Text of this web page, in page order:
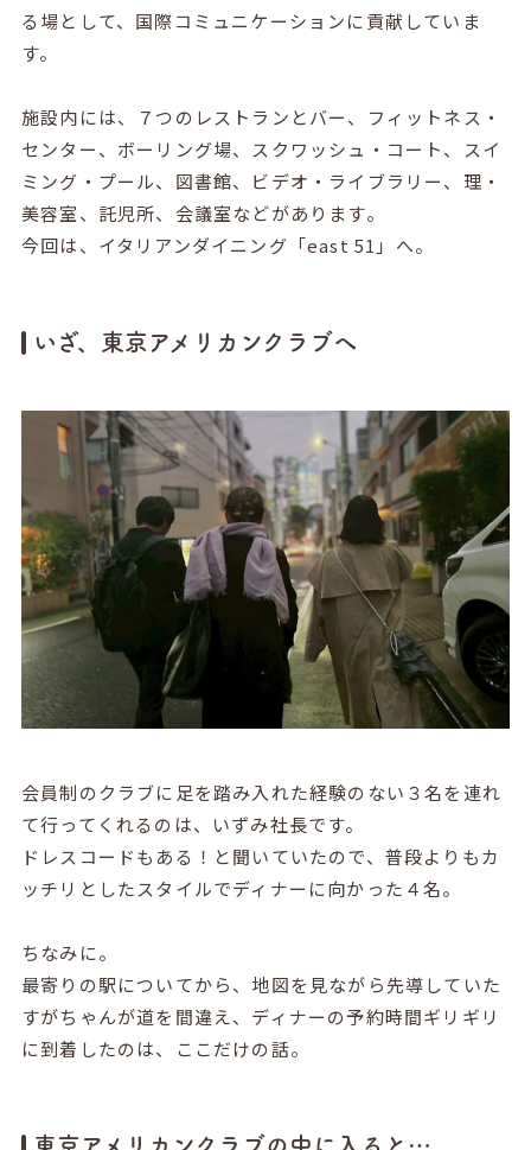
る場として、国際コミュニケーションに貢献していま
す。
施設内には、７つのレストランとバー、フィットネス・
センター、ボーリング場、スクワッシュ・コート、スイ
ミング・プール、図書館、ビデオ・ライブラリー、理・
美容室、託児所、会議室などがあります。
今回は、イタリアンダイニング「east 51」へ。
いざ、東京アメリカンクラブへ
会員制のクラブに足を踏み入れた経験のない３名を連れ
て行ってくれるのは、いずみ社長です。
ドレスコードもある！と聞いていたので、普段よりもカ
ッチリとしたスタイルでディナーに向かった４名。
ちなみに。
最寄りの駅についてから、地図を見ながら先導していた
すがちゃんが道を間違え、ディナーの予約時間ギリギリ
に到着したのは、ここだけの話。
東京アメリカンクラブの中に入ると…